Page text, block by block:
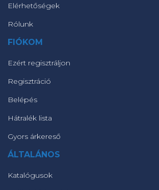
Elérhetőségek
Rólunk
FIÓKOM
Ezért regisztráljon
Regisztráció
Belépés
Hátralék lista
Gyors árkereső
ÁLTALÁNOS
Katalógusok